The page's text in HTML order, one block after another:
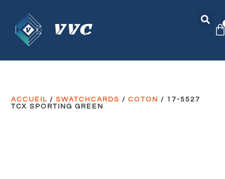
ACCUEIL /SWATCHCARDS /COTON / 17-5527
TCX SPORTING GREEN